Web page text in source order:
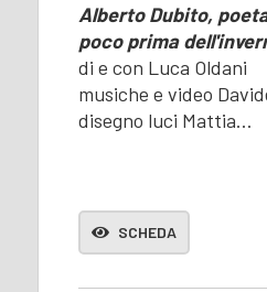
Alberto Dubito,
poco prima
di e con Luca Oldani
musiche e video
disegno luci Mattia…
SCHEDA